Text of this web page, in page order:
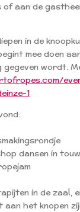
of aan de
in de
mee doen
gegeven wordt.
1
dansen in touw
in de zaal,
aan het knopen